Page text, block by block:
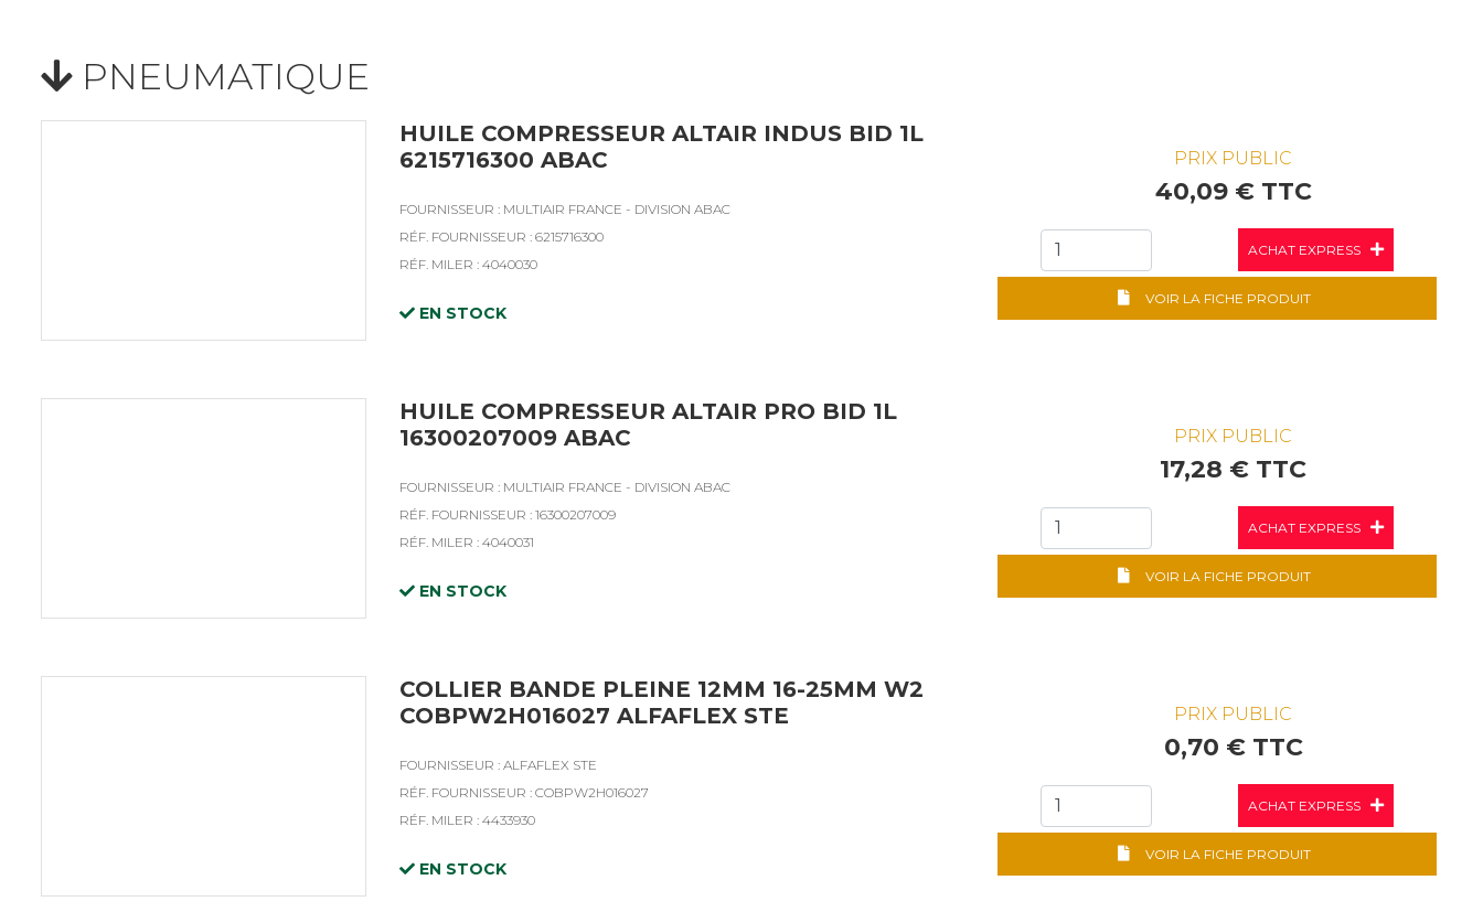
PNEUMATIQUE
HUILE COMPRESSEUR ALTAIR INDUS BID 1L
6215716300 ABAC
FOURNISSEUR : MULTIAIR FRANCE - DIVISION ABAC
RÉF. FOURNISSEUR : 6215716300
RÉF. MILER : 4040030
EN STOCK
PRIX PUBLIC
40,09 € TTC
ACHAT EXPRESS
VOIR LA FICHE PRODUIT
HUILE COMPRESSEUR ALTAIR PRO BID 1L
16300207009 ABAC
FOURNISSEUR : MULTIAIR FRANCE - DIVISION ABAC
RÉF. FOURNISSEUR : 16300207009
RÉF. MILER : 4040031
EN STOCK
PRIX PUBLIC
17,28 € TTC
ACHAT EXPRESS
VOIR LA FICHE PRODUIT
COLLIER BANDE PLEINE 12MM 16-25MM W2
COBPW2H016027 ALFAFLEX STE
FOURNISSEUR : ALFAFLEX STE
RÉF. FOURNISSEUR : COBPW2H016027
RÉF. MILER : 4433930
EN STOCK
PRIX PUBLIC
0,70 € TTC
ACHAT EXPRESS
VOIR LA FICHE PRODUIT